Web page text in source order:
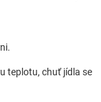
teplotu, chuť jídla se